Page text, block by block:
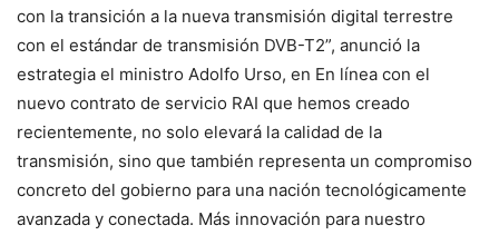
con la transición a la nueva transmisión digital terrestre
con el estándar de transmisión DVB-T2”, anunció la
estrategia el ministro Adolfo Urso, en En línea con el
nuevo contrato de servicio RAI que hemos creado
recientemente, no solo elevará la calidad de la
transmisión, sino que también representa un compromiso
concreto del gobierno para una nación tecnológicamente
avanzada y conectada. Más innovación para nuestro